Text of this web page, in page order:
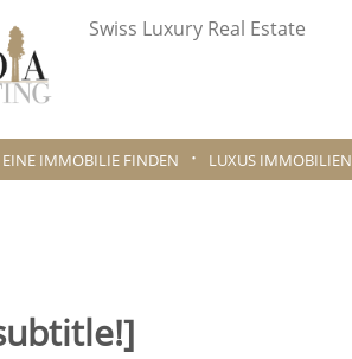
Swiss Luxury Real Estate
EINE IMMOBILIE FINDEN LUXUS IMMOBILIEN